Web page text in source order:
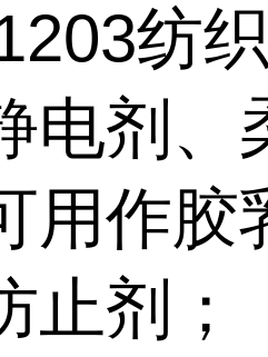
纺
电剂、
用作胶
止剂；